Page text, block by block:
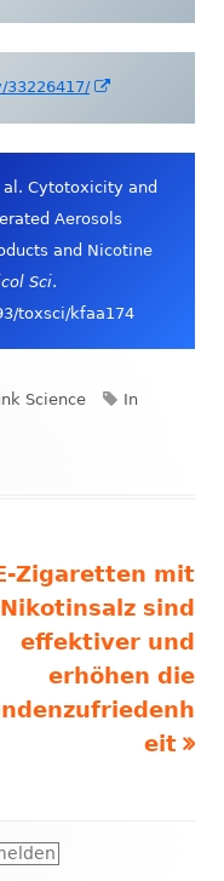
Fenster
öffnen
33226417/
Fenster
öffnen
al. Cytotoxicity and
Aerosols
and Nicotine
Sci.
toxsci/kfaa174
Science Schlagwörter
In
Beitrag
Zigaretten mit
Nikotinsalz sind
effektiver und
erhöhen die
eit